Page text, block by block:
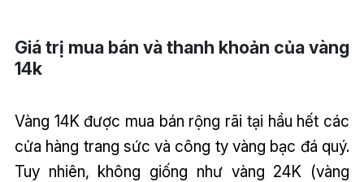
Giá trị mua bán và thanh khoản của vàng
14k
Vàng 14K được mua bán rộng rãi tại hầu hết các
cửa hàng trang sức và công ty vàng bạc đá quý.
Tuy nhiên, không giống như vàng 24K (vàng